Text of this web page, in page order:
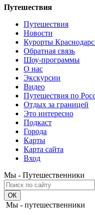
Путешествия
Путешествия
Новости
Курорты
Обратная связь
Шоу-программы
О нас
Экскурсии
Видео
Путешествия по
Отдых за границей
Это интересно
Подкаст
Города
Карты
Карта сайта
Вход
Мы - Путешественники
Мы - путешественники